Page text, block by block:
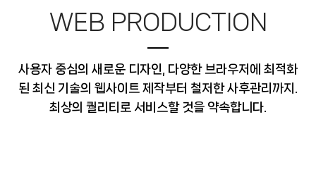
WEB PRODUCTION
사용자 중심의 새로운 디자인, 다양한 브라우저에 최적화
된 최신 기술의 웹사이트 제작부터 철저한 사후관리까지.
최상의 퀄리티로 서비스할 것을 약속합니다.